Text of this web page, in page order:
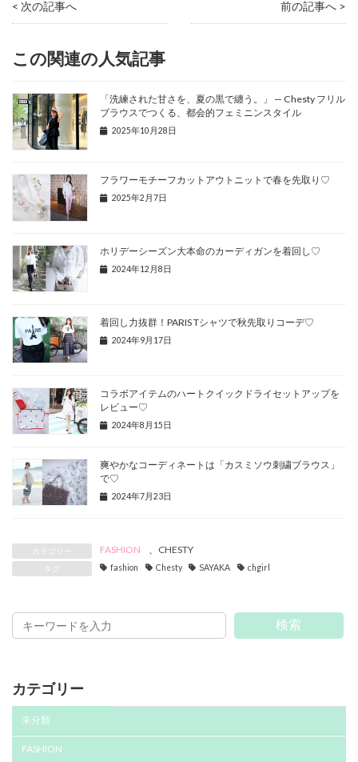
< 次の記事へ 前の記事へ >
この関連の人気記事
「洗練された甘さを、夏の黒で纏う。」 — Chesty フリル
ブラウスでつくる、都会的フェミニンスタイル
2025年10月28日
フラワーモチーフカットアウトニットで春を先取り♡
2025年2月7日
ホリデーシーズン大本命のカーディガンを着回し♡
2024年12月8日
着回し力抜群！PARIS Tシャツで秋先取りコーデ♡
2024年9月17日
コラボアイテムのハートクイックドライセットアップを
レビュー♡
2024年8月15日
爽やかなコーディネートは「カスミソウ刺繍ブラウス」
で♡
2024年7月23日
カテゴリー FASHION CHESTY
タグ fashion Chesty SAYAKA chgirl
検索
カテゴリー
未分類
FASHION